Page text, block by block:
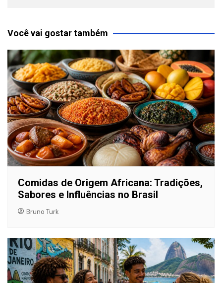
Você vai gostar também
Comidas de Origem Africana: Tradições,
Sabores e Influências no Brasil
Bruno Turk